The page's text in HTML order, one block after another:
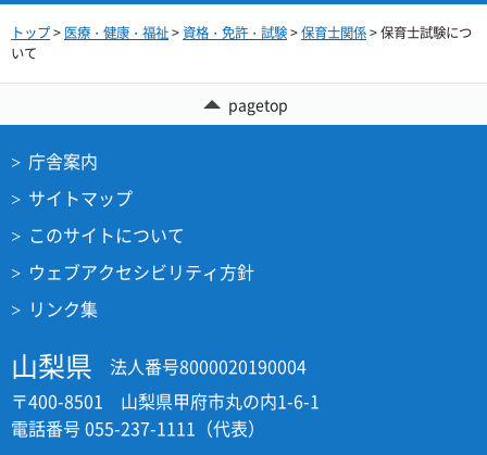
トップ> 医療・健康・福祉>資格・免許・試験>保育士関係> 保育士試験につ
いて
pagetop
庁舎案内
サイトマップ
このサイトについて
ウェブアクセシビリティ方針
リンク集
山梨県
法人番号8000020190004
〒400-8501 山梨県甲府市丸の内1-6-1
電話番号 055-237-1111（代表）